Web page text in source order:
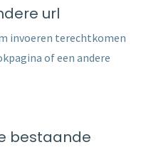
url
invoeren terechtkomen
of een andere
bestaande